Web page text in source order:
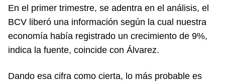
En el primer trimestre, se adentra en el análisis, el
BCV liberó una información según la cual nuestra
economía había registrado un crecimiento de 9%,
indica la fuente, coincide con Álvarez.
Dando esa cifra como cierta, lo más probable es